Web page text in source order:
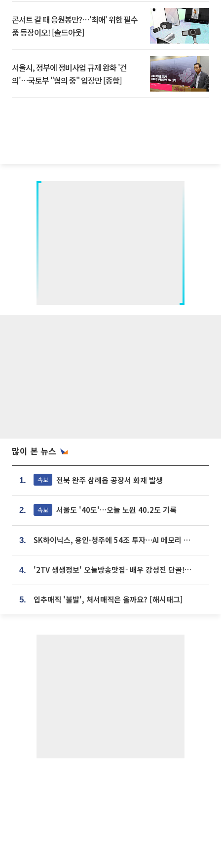
콘서트 갈 때 응원봉만?⋯'최애' 위한 필수
품 등장이오! [솔드아웃]
서울시, 정부에 정비사업 규제 완화 '건
의'⋯국토부 "협의 중" 입장만 [종합]
많이 본 뉴스
1. 속보 전북 완주 삼례읍 공장서 화재 발생
2. 속보 서울도 '40도'…오늘 노원 40.2도 기록
3. SK하이닉스, 용인·청주에 54조 투자…AI 메모리 생산기지 키운다
4. '2TV 생생정보' 오늘방송맛집- 배우 강성진 단골! 쌀국수ㆍ푸팟퐁 커리 맛집 '블○○○'
5. 입추매직 '불발', 처서매직은 올까요? [해시태그]